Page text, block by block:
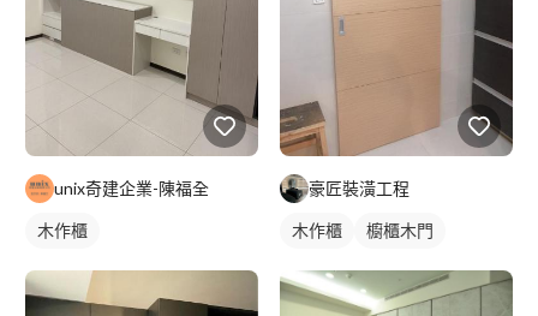
unix奇建企業-陳福全
木作櫃
豪匠裝潢工程
木作櫃 櫥櫃木門